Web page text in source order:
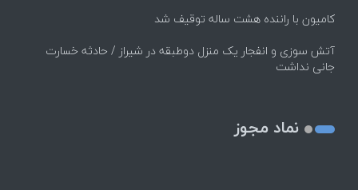
کامیون با راننده هشت ساله توقیف شد
آتش سوزی و انفجار یک منزل دوطبقه در شیراز / حادثه خسارت
جانی نداشت
نماد مجوز